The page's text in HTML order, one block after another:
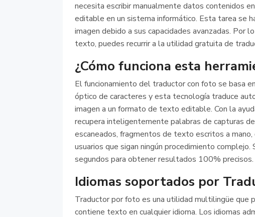
necesita escribir manualmente datos contenidos
editable en un sistema informático. Esta tarea se
imagen debido a sus capacidades avanzadas. Por
texto, puedes recurrir a la utilidad gratuita de
¿Cómo funciona esta
El funcionamiento del traductor con foto se basa
óptico de caracteres y esta tecnología traduce
imagen a un formato de texto editable. Con la
recupera inteligentemente palabras de capturas
escaneados, fragmentos de texto escritos a
usuarios que sigan ningún procedimiento
segundos para obtener resultados 100% precisos.
Idiomas soportados por
Traductor por foto es una utilidad multilingüe que
contiene texto en cualquier idioma. Los idiomas